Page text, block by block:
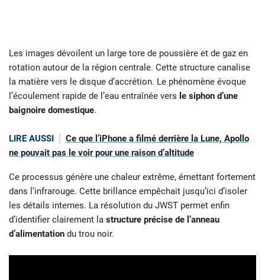
Les images dévoilent un large tore de poussière et de gaz en
rotation autour de la région centrale. Cette structure canalise
la matière vers le disque d’accrétion. Le phénomène évoque
l’écoulement rapide de l’eau entraînée vers le siphon d’une
baignoire domestique.
LIRE AUSSI
Ce que l’iPhone a filmé derrière la Lune, Apollo
ne pouvait pas le voir pour une raison d’altitude
Ce processus génère une chaleur extrême, émettant fortement
dans l’infrarouge. Cette brillance empêchait jusqu’ici d’isoler
les détails internes. La résolution du JWST permet enfin
d’identifier clairement la structure précise de l’anneau
d’alimentation du trou noir.